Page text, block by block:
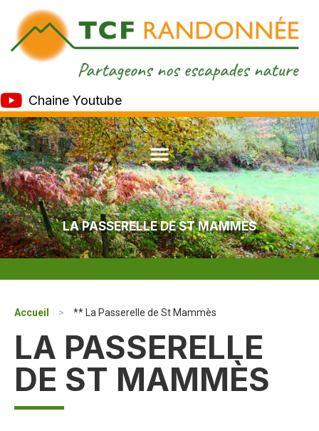
Chaine Youtube
LA PASSERELLE DE ST MAMMÈS
Accueil > ** La Passerelle de St Mammès
LA PASSERELLE
DE ST MAMMÈS